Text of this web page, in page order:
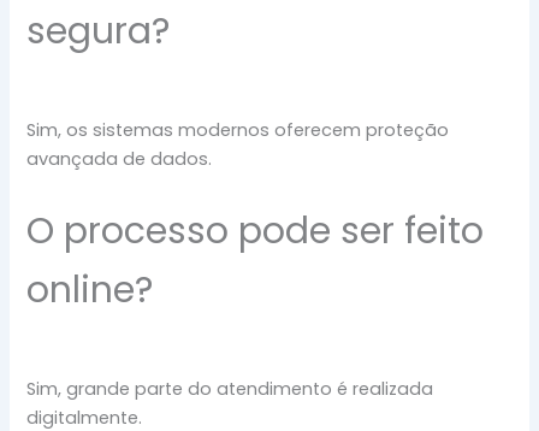
segura?
Sim, os sistemas modernos oferecem proteção
avançada de dados.
O processo pode ser feito
online?
Sim, grande parte do atendimento é realizada
digitalmente.